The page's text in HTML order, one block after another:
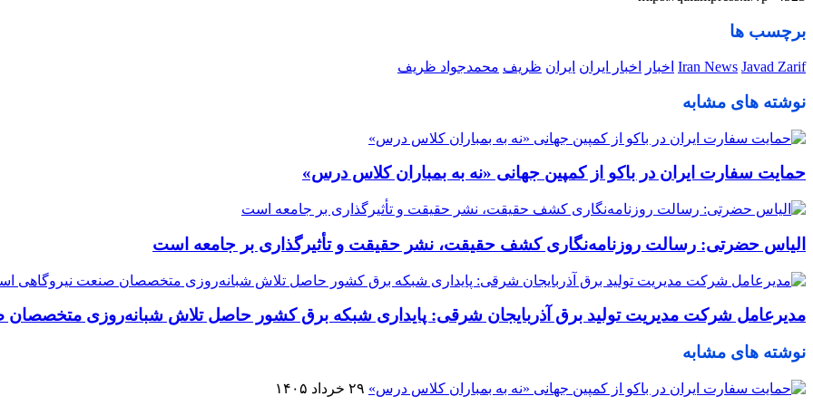
برچسب ها
Iran News Javad Zarif اخبار اخبار ایران ایران ظریف محمدجواد ظریف
نوشته های مشابه
حمایت سفارت ایران در باکو از کمپین جهانی «نه به بمباران کلاس درس»
الیاس حضرتی: رسالت روزنامه‌نگاری کشف حقیقت، نشر حقیقت و تأثیرگذاری بر جامعه است
مدیرعامل شرکت مدیریت تولید برق آذربایجان شرقی: پایداری شبکه برق کشور حاصل تلاش شبانه‌روزی
نوشته های مشابه
۲۹ خرداد ۱۴۰۵